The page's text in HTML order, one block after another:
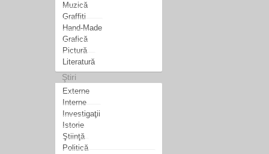
Muzică
Graffiti
Hand-Made
Grafică
Pictură
Literatură
Ştiri
Externe
Interne
Investigaţii
Istorie
Ştiinţă
Politică